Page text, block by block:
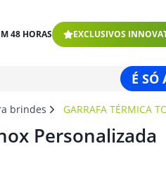
48 HORAS EXCLUSIVOS
É SÓ
brindes GARRAFA TÉRMICA
Personalizada